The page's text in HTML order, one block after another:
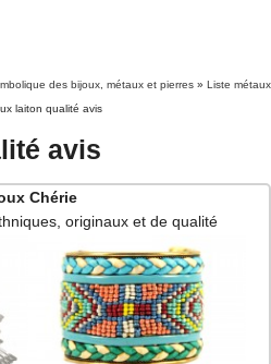
des bijoux, métaux et pierres » Liste métaux
laiton qualité avis
avis
Chérie
originaux et de qualité